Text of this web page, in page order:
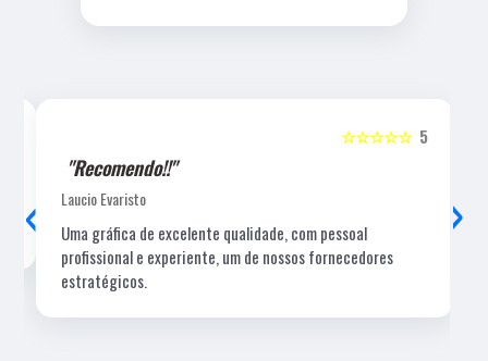
5
☆☆☆☆☆
"Recomendo!!"
Laucio Evaristo
Uma gráfica de excelente qualidade, com pessoal
profissional e experiente, um de nossos fornecedores
estratégicos.
‹ ›